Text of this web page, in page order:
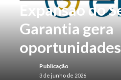
Expansão do
Garantia gera
oportunidades
Publicação
3 de junho de 2026